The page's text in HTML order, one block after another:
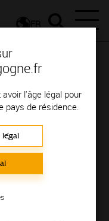
l'âge légal pour
pays de résidence.
légal
FR